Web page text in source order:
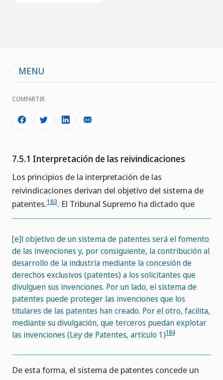
MENU
COMPARTIR
7.5.1 Interpretación de las reivindicaciones
Los principios de la interpretación de las
reivindicaciones derivan del objetivo del sistema de
patentes.183. El Tribunal Supremo ha dictado que
[e]l objetivo de un sistema de patentes será el fomento
de las invenciones y, por consiguiente, la contribución al
desarrollo de la industria mediante la concesión de
derechos exclusivos (patentes) a los solicitantes que
divulguen sus invenciones. Por un lado, el sistema de
patentes puede proteger las invenciones que los
titulares de las patentes han creado. Por el otro, facilita,
mediante su divulgación, que terceros puedan explotar
las invenciones (Ley de Patentes, artículo 1)184
De esta forma, el sistema de patentes concede un